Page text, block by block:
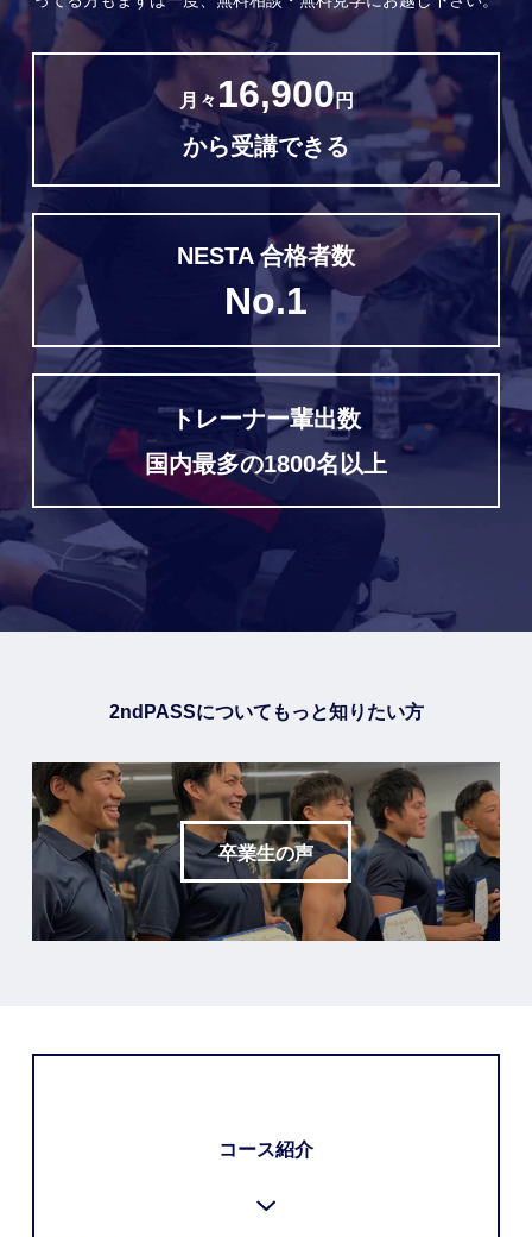
月々16,900円
から受講できる
NESTA 合格者数
No.1
トレーナー輩出数
国内最多の1800名以上
2ndPASSについてもっと知りたい方
卒業生の声
コース紹介